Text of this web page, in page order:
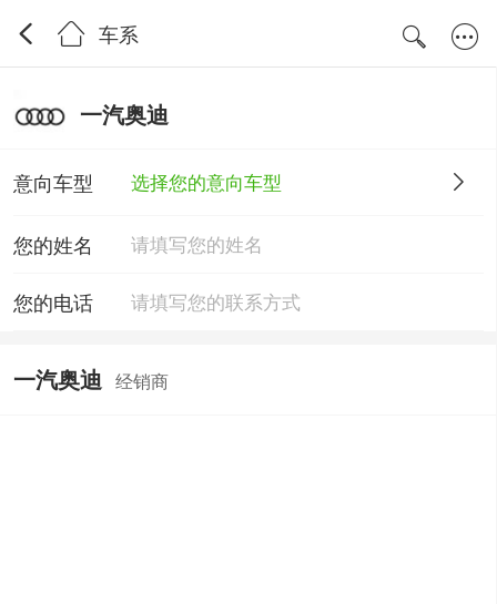
车系
一汽奥迪
意向车型 选择您的意向车型
您的姓名
您的电话
一汽奥迪 经销商